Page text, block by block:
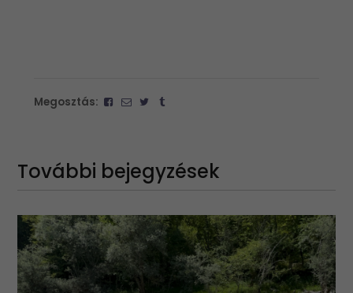
Megosztás:
További bejegyzések